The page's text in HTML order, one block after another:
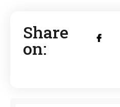
Share
on: